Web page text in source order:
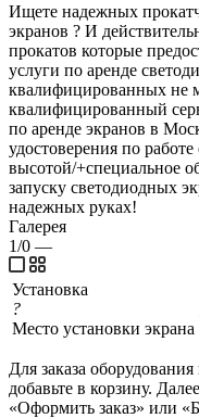
Ищете надежных
экранов ? И
прокатов которые
услуги по аренде
квалифицированных не
квалифицированный
по аренде экранов в
удостоверения по
высотой/+специальное
запуску светодиодных
надежных руках!
Галерея
1/0 —
Установка
?
Место установки экрана
Для заказа
добавьте в корзину.
«Оформить заказ» или